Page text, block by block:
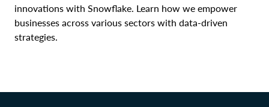
innovations with Snowflake. Learn how we empower
businesses across various sectors with data-driven
strategies.